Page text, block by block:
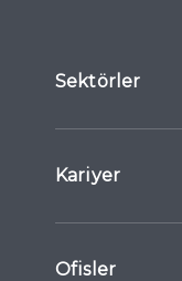
Sektörler
Kariyer
Ofisler